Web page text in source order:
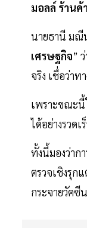
มอลล์ ร้านค้
นายธานี มณี
เศรษฐกิจ”
จริง เชื่อว่า
เพราะขณะนี้
ได้อย่างรวด
ทั้งนี้มองว่าก
ตรวจเชิงรุก
กระจายวัคซี